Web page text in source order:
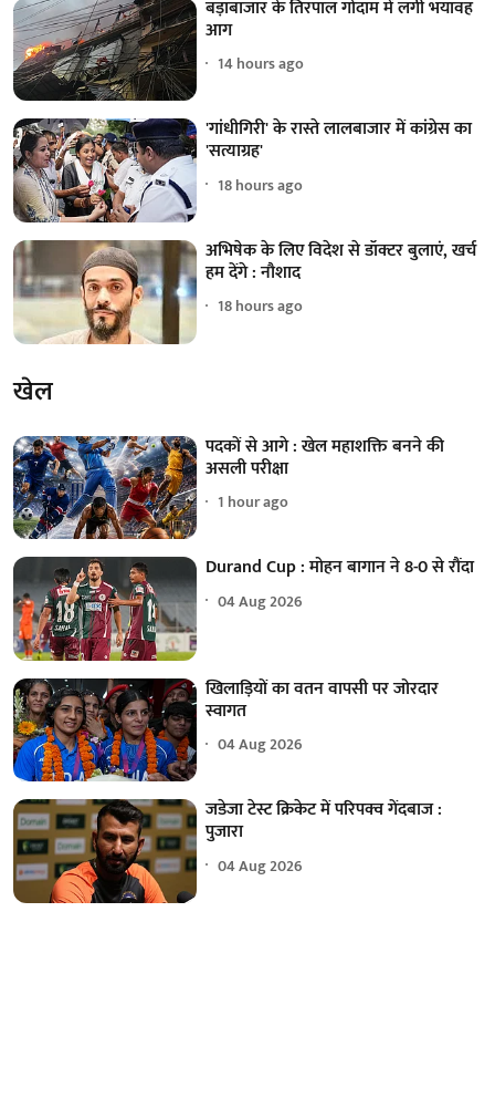
बड़ाबाजार के तिरपाल गोदाम में लगी भयावह
आग
14 hours ago
'गांधीगिरी' के रास्ते लालबाजार में कांग्रेस का
'सत्याग्रह'
18 hours ago
अभिषेक के लिए विदेश से डॉक्टर बुलाएं, खर्च
हम देंगे : नौशाद
18 hours ago
खेल
पदकों से आगे : खेल महाशक्ति बनने की
असली परीक्षा
1 hour ago
Durand Cup : मोहन बागान ने 8-0 से रौंदा
04 Aug 2026
खिलाड़ियों का वतन वापसी पर जोरदार
स्वागत
04 Aug 2026
जडेजा टेस्ट क्रिकेट में परिपक्व गेंदबाज :
पुजारा
04 Aug 2026